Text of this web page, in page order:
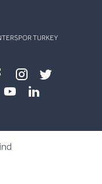
TURKEY
instagram
twitter